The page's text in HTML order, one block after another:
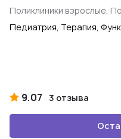
Поликлиники взрослые,
Педиатрия, Терапия,
9.07 3 отзыва